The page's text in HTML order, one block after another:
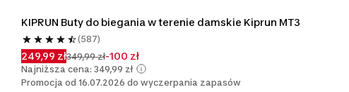
KIPRUN Buty do biegania w terenie damskie Kiprun MT3
(587)
249,99 zł349,99 zł-100 zł
Najniższa cena: 349,99 zł
Promocja od 16.07.2026 do wyczerpania zapasów